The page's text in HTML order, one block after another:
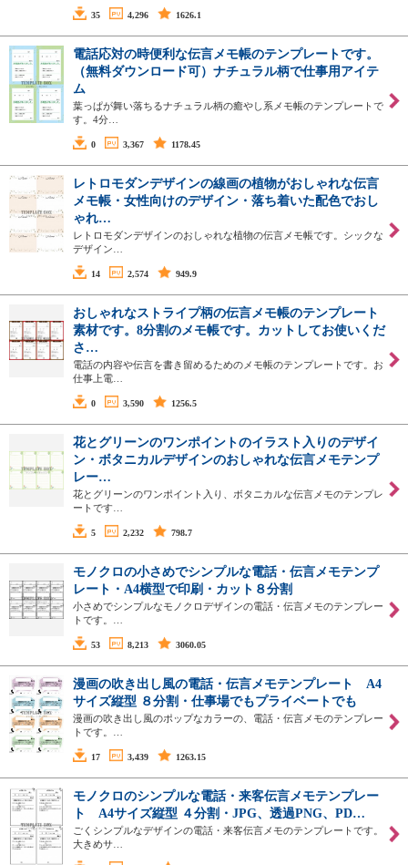
35 4,296 1626.1
電話応対の時便利な伝言メモ帳のテンプレートです。
（無料ダウンロード可）ナチュラル柄で仕事用アイテ
ム
葉っぱが舞い落ちるナチュラル柄の癒やし系メモ帳のテンプレートで
す。4分…
0 3,367 1178.45
レトロモダンデザインの線画の植物がおしゃれな伝言
メモ帳・女性向けのデザイン・落ち着いた配色でおし
ゃれ…
レトロモダンデザインのおしゃれな植物の伝言メモ帳です。シックな
デザイン…
14 2,574 949.9
おしゃれなストライプ柄の伝言メモ帳のテンプレート
素材です。8分割のメモ帳です。カットしてお使いくだ
さ…
電話の内容や伝言を書き留めるためのメモ帳のテンプレートです。お
仕事上電…
0 3,590 1256.5
花とグリーンのワンポイントのイラスト入りのデザイ
ン・ボタニカルデザインのおしゃれな伝言メモテンプ
レー…
花とグリーンのワンポイント入り、ボタニカルな伝言メモのテンプレ
ートです…
5 2,232 798.7
モノクロの小さめでシンプルな電話・伝言メモテンプ
レート・A4横型で印刷・カット８分割
小さめでシンプルなモノクロデザインの電話・伝言メモのテンプレー
トです。…
53 8,213 3060.05
漫画の吹き出し風の電話・伝言メモテンプレート A4
サイズ縦型 ８分割・仕事場でもプライベートでも
漫画の吹き出し風のポップなカラーの、電話・伝言メモのテンプレー
トです。…
17 3,439 1263.15
モノクロのシンプルな電話・来客伝言メモテンプレー
ト A4サイズ縦型 ４分割・JPG、透過PNG、PD…
ごくシンプルなデザインの電話・来客伝言メモのテンプレートです。
大きめサ…